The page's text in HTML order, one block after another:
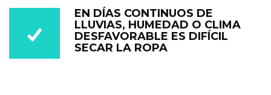
EN DÍAS CONTINUOS DE
LLUVIAS, HUMEDAD O CLIMA
DESFAVORABLE ES DIFÍCIL
SECAR LA ROPA